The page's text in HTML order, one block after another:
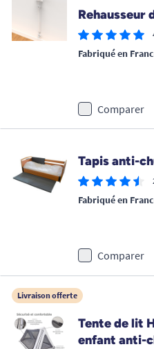
Rehausseur
Fabriqué en
Comparer
Tapis anti-
Fabriqué en
Comparer
Livraison offerte
Tente de lit
enfant anti-